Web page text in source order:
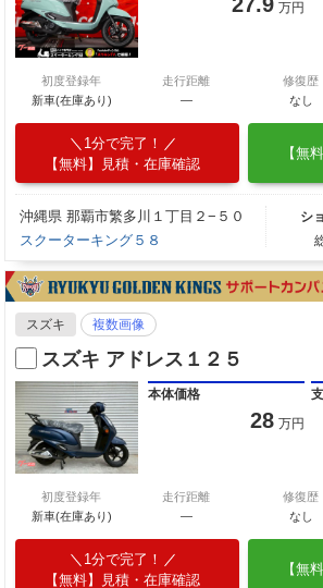
万円
初度登録年
新車(在庫あり)
走行距離
―
修復歴
なし
1分で完了！
【無料】見積・在庫確認
【無
沖縄県 那覇市繁多川１丁目２−５０
スクーターキング５８
シ
スズキ 複数画像
スズキ アドレス１２５
本体価格
28 万円
初度登録年
新車(在庫あり)
走行距離
―
修復歴
なし
1分で完了！
【無料】見積・在庫確認
【無